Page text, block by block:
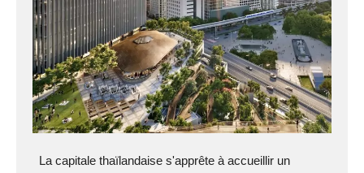
La capitale thaïlandaise s'apprête à accueillir un